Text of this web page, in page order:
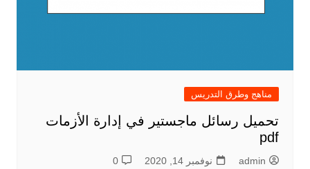
مناهج وطرق التدريس
تحميل رسائل ماجستير في إدارة الأزمات
pdf
admin نوفمبر 14, 2020 0